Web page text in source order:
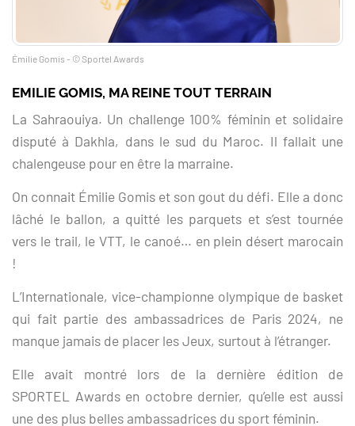
Émilie Gomis - © Sportel Awards
EMILIE GOMIS, MA REINE TOUT TERRAIN
La Sahraouiya. Un challenge 100% féminin et solidaire
disputé à Dakhla, dans le sud du Maroc. Il fallait une
chalengeuse pour en être la marraine.
On connait Émilie Gomis et son gout du défi. Elle a donc
lâché le ballon, a quitté les parquets et s’est tournée
vers le trail, le VTT, le canoé… en plein désert marocain
!
L’Internationale, vice-championne olympique de basket
qui fait partie des ambassadrices de Paris 2024, ne
manque jamais de placer les Jeux, surtout à l’étranger.
Elle avait montré lors de la dernière édition de
SPORTEL Awards en octobre dernier, qu’elle est aussi
une des plus belles ambassadrices du sport féminin.